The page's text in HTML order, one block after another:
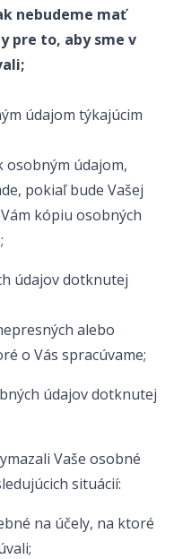
nebudeme mať
pre to, aby sme v
údajom týkajúcim
osobným údajom,
pokiaľ bude Vašej
kópiu osobných
údajov dotknutej
alebo
o Vás spracúvame;
údajov dotknutej
Vaše osobné
situácií:
na účely, na ktoré